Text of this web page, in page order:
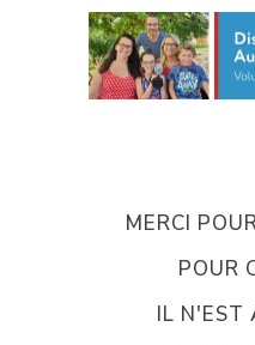
MERCI
POUR
IL N'EST